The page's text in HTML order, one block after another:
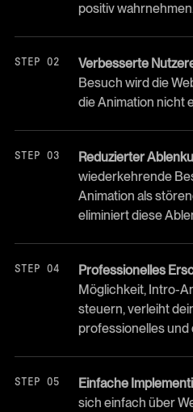
positiv
Verbesserte
Besuch wird die
die Animation nicht
Reduzierter
wiederkehrende
Animation als
eliminiert diese
Professionelles
Möglichkeit, Intro-
steuern, verleiht
professionelles
Einfache
sich einfach über